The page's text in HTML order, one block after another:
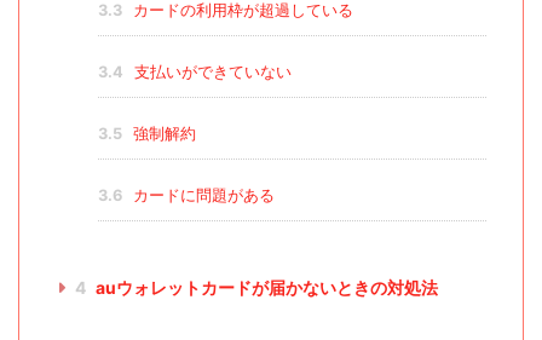
3.3 カードの利用枠が超過している
3.4 支払いができていない
3.5 強制解約
3.6 カードに問題がある
4 auウォレットカードが届かないときの対処法